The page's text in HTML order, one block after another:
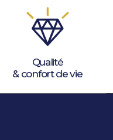
Qualité
& confort de vie